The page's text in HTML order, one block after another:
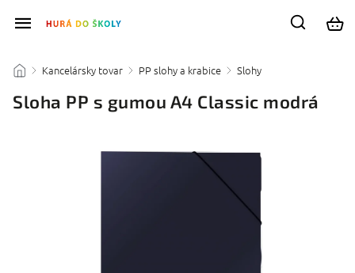
/ Kancelársky tovar / PP slohy a krabice / Slohy
Sloha PP s gumou A4 Classic modrá